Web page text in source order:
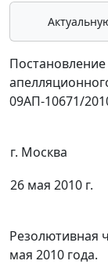
09АП-10671/
г. Москва
26 мая 2010 г.
Резолютивная
мая 2010 года.